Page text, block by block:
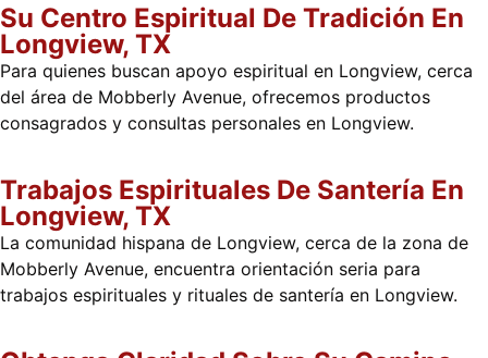
Su Centro Espiritual De Tradición En
Longview, TX
Para quienes buscan apoyo espiritual en Longview, cerca
del área de Mobberly Avenue, ofrecemos productos
consagrados y consultas personales en Longview.
Trabajos Espirituales De Santería En
Longview, TX
La comunidad hispana de Longview, cerca de la zona de
Mobberly Avenue, encuentra orientación seria para
trabajos espirituales y rituales de santería en Longview.